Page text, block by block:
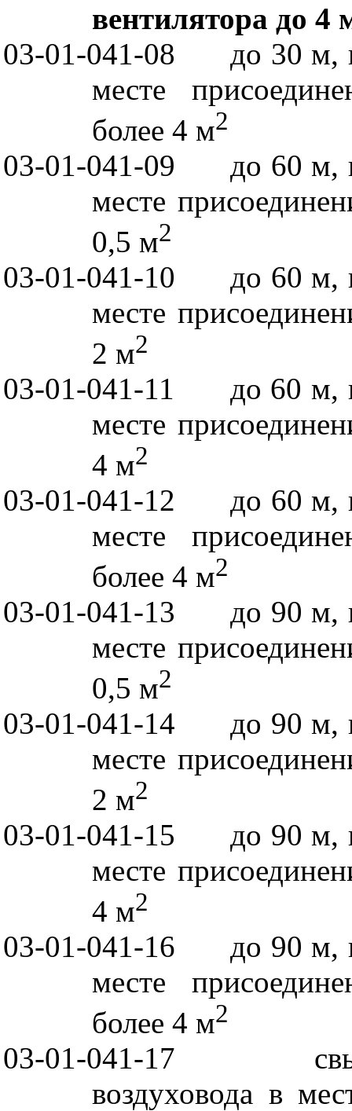
вентилятора до 4
03-01-041-08
до 30 м,
месте
более 4 м2
03-01-041-09
до 60 м,
месте
0,5 м2
03-01-041-10
до 60 м,
месте
2 м2
03-01-041-11
до 60 м,
месте
4 м2
03-01-041-12
до 60 м,
месте
более 4 м2
03-01-041-13
до 90 м,
месте
0,5 м2
03-01-041-14
до 90 м,
месте
2 м2
03-01-041-15
до 90 м,
месте
4 м2
03-01-041-16
до 90 м,
месте
более 4 м2
03-01-041-17
воздуховода в